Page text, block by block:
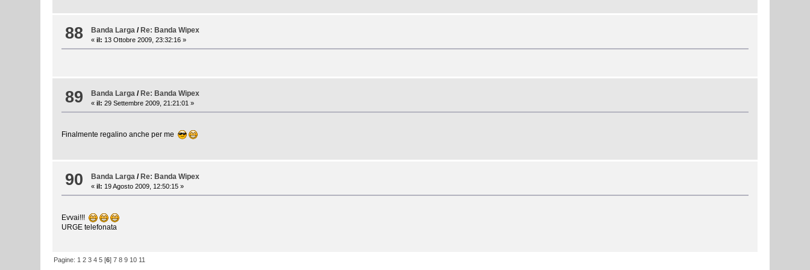
88 Banda Larga /Re: Banda Wipex
«il: 13 Ottobre 2009, 23:32:16 »
89 Banda Larga / Re: Banda Wipex
«il: 29 Settembre 2009, 21:21:01 »
Finalmente regalino anche per me
90 Banda Larga /Re: Banda Wipex
«il: 19 Agosto 2009, 12:50:15 »
Evvai!!!
URGE telefonata
Pagine: 1 2 3 4 5 [6]7 8 9 10 11